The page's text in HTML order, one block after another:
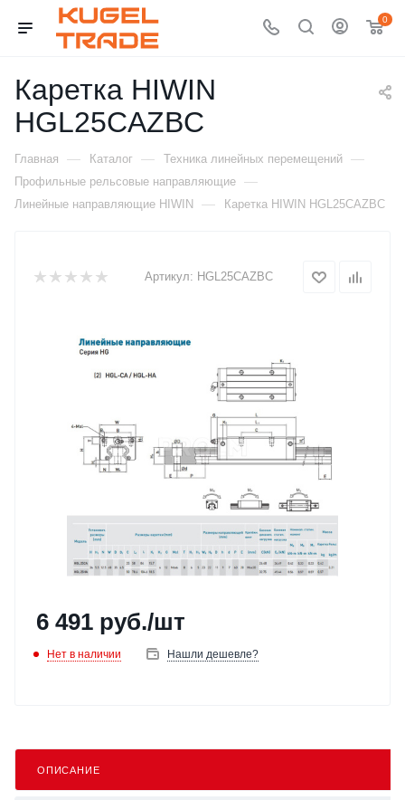
0
Каретка HIWIN
HGL25CAZBC
Главная — Каталог — Техника линейных перемещений —
Профильные рельсовые направляющие —
Линейные направляющие HIWIN — Каретка HIWIN HGL25CAZBC
Артикул: HGL25CAZBC
6 491 руб./шт
Нет в наличии Нашли дешевле?
ОПИСАНИЕ